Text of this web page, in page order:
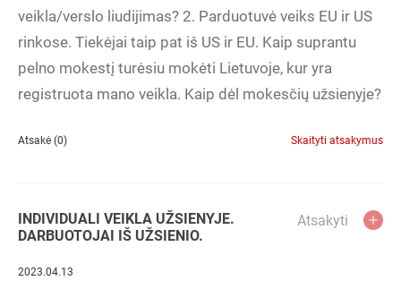
veikla/verslo liudijimas? 2. Parduotuvė veiks EU ir US
rinkose. Tiekėjai taip pat iš US ir EU. Kaip suprantu
pelno mokestį turėsiu mokėti Lietuvoje, kur yra
registruota mano veikla. Kaip dėl mokesčių užsienyje?
Atsakė (0) Skaityti atsakymus
INDIVIDUALI VEIKLA UŽSIENYJE.
DARBUOTOJAI IŠ UŽSIENIO.
Atsakyti
2023.04.13